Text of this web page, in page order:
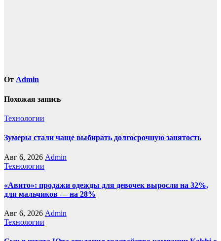
От Admin
Похожая запись
Технологии
Зумеры стали чаще выбирать долгосрочную занятость
Авг 6, 2026 Admin
Технологии
«Авито»: продажи одежды для девочек выросли на 32%,
для мальчиков — на 28%
Авг 6, 2026 Admin
Технологии